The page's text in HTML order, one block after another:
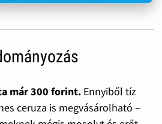
már 300 forint.Ennyiből tíz
ceruza is megvásárolható –